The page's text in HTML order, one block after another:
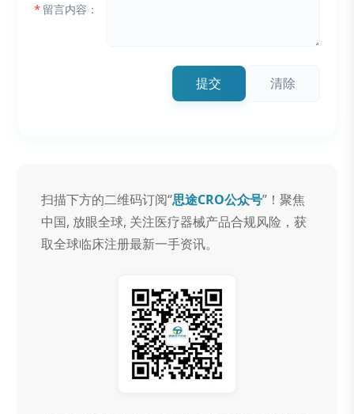
* 留言内容：
提交 清除
扫描下方的二维码订阅“思途CRO公众号”！聚焦
中国, 放眼全球, 关注医疗器械产品合规风险，获
取全球临床注册最新一手资讯。